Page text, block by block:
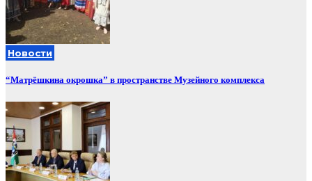
Новости
“Матрёшкина окрошка” в пространстве Музейного комплекса